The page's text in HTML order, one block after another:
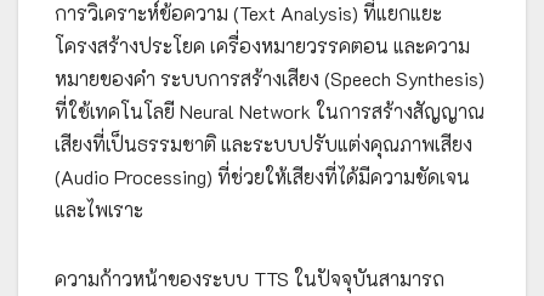
การวิเคราะห์ข้อความ (Text Analysis) ที่แยกแยะ
โครงสร้างประโยค เครื่องหมายวรรคตอน และความ
หมายของคำ ระบบการสร้างเสียง (Speech Synthesis)
ที่ใช้เทคโนโลยี Neural Network ในการสร้างสัญญาณ
เสียงที่เป็นธรรมชาติ และระบบปรับแต่งคุณภาพเสียง
(Audio Processing) ที่ช่วยให้เสียงที่ได้มีความชัดเจน
และไพเราะ
ความก้าวหน้าของระบบ TTS ในปัจจุบันสามารถ